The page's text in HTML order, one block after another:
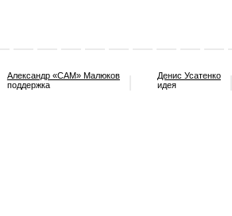
Александр «САМ» Малюков
поддержка
Денис Усатенко
идея